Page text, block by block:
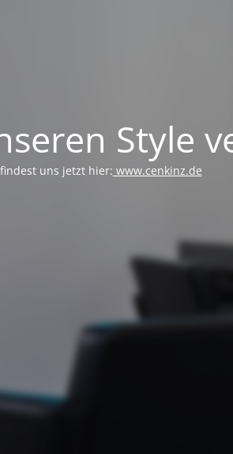
Style
uns jetzt hier: www.cenkinz.de